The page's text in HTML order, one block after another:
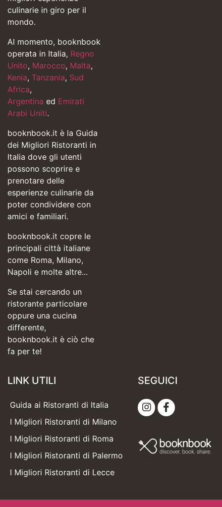
culinarie in giro per il
mondo.
Al momento, booknbook
operata in Italia, Regno
Unito, Marocco, Malta,
Kenia, Tanzania, Sud
Africa,
Argentina ed Emirati
Arabi Uniti.
booknbook.it è la Guida
dei Migliori Ristoranti in
Italia dove gli utenti
possono scoprire e
prenotare delle
esperienze culinarie da
poter condividere con
amici e familiari.
booknbook.it copre le
principali città italiane
come Roma, Milano,
Napoli e molte altre...
Se stai cercando un
ristorante particolare
oppure una cucina
differente,
booknbook.it è ciò che
fa per te!
LINK UTILI
Guida ai Ristoranti di Italia
I Migliori Ristoranti di Milano
I Migliori Ristoranti di Roma
I Migliori Ristoranti di Palermo
I Migliori Ristoranti di Lecce
SEGUICI